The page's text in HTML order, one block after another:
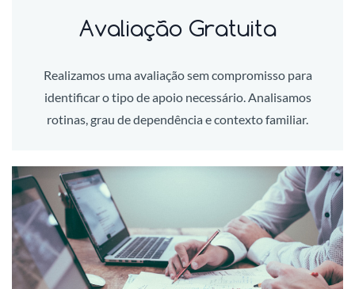
Avaliação Gratuita
Realizamos uma avaliação sem compromisso para
identificar o tipo de apoio necessário. Analisamos
rotinas, grau de dependência e contexto familiar.